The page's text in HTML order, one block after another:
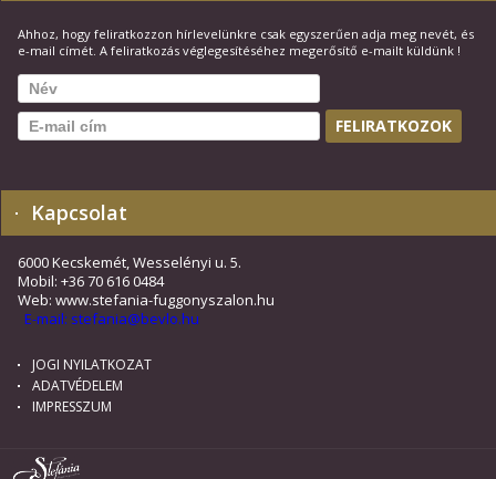
Ahhoz, hogy feliratkozzon hírlevelünkre csak egyszerűen adja meg nevét, és
e-mail címét. A feliratkozás véglegesítéséhez megerősítő e-mailt küldünk !
Kapcsolat
6000 Kecskemét, Wesselényi u. 5.
Mobil: +36 70 616 0484
Web: www.stefania-fuggonyszalon.hu
E-mail: stefania@bevlo.hu
JOGI NYILATKOZAT
ADATVÉDELEM
IMPRESSZUM